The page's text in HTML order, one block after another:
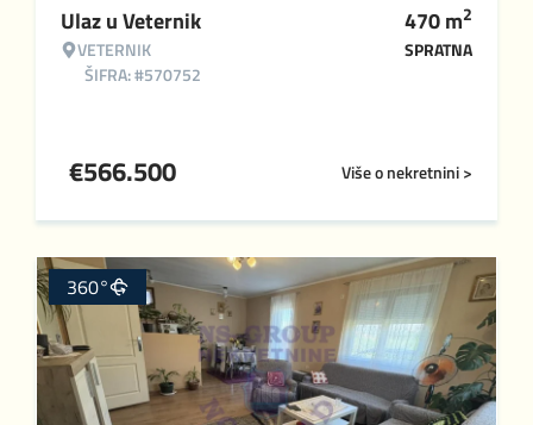
Ulaz u Veternik
VETERNIK
ŠIFRA: #570752
470m2
SPRATNA
Više o nekretnini >
€566.500
360°